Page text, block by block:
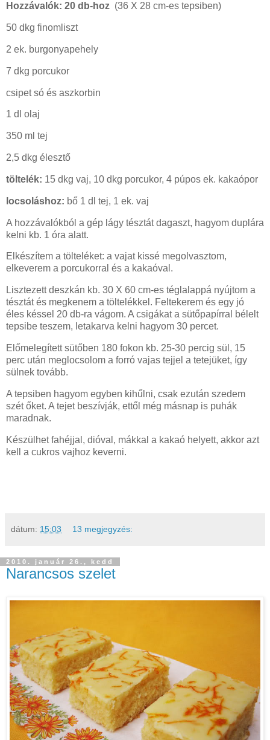
Hozzávalók: 20 db-hoz (36 X 28 cm-es tepsiben)
50 dkg finomliszt
2 ek. burgonyapehely
7 dkg porcukor
csipet só és aszkorbin
1 dl olaj
350 ml tej
2,5 dkg élesztő
töltelék: 15 dkg vaj, 10 dkg porcukor, 4 púpos ek. kakaópor
locsoláshoz: bő 1 dl tej, 1 ek. vaj
A hozzávalókból a gép lágy tésztát dagaszt, hagyom duplára
kelni kb. 1 óra alatt.
Elkészítem a tölteléket: a vajat kissé megolvasztom,
elkeverem a porcukorral és a kakaóval.
Lisztezett deszkán kb. 30 X 60 cm-es téglalappá nyújtom a
tésztát és megkenem a töltelékkel. Feltekerem és egy jó
éles késsel 20 db-ra vágom. A csigákat a sütőpapírral bélelt
tepsibe teszem, letakarva kelni hagyom 30 percet.
Előmelegített sütőben 180 fokon kb. 25-30 percig sül, 15
perc után meglocsolom a forró vajas tejjel a tetejüket, így
sülnek tovább.
A tepsiben hagyom egyben kihűlni, csak ezután szedem
szét őket. A tejet beszívják, ettől még másnap is puhák
maradnak.
Készülhet fahéjjal, dióval, mákkal a kakaó helyett, akkor azt
kell a cukros vajhoz keverni.
dátum: 15:03 13 megjegyzés:
2010. január 26., kedd
Narancsos szelet